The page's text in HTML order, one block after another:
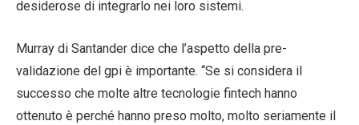
desiderose di integrarlo nei loro sistemi.
Murray di Santander dice che l’aspetto della pre-
validazione del gpi è importante. “Se si considera il
successo che molte altre tecnologie fintech hanno
ottenuto è perché hanno preso molto, molto seriamente il